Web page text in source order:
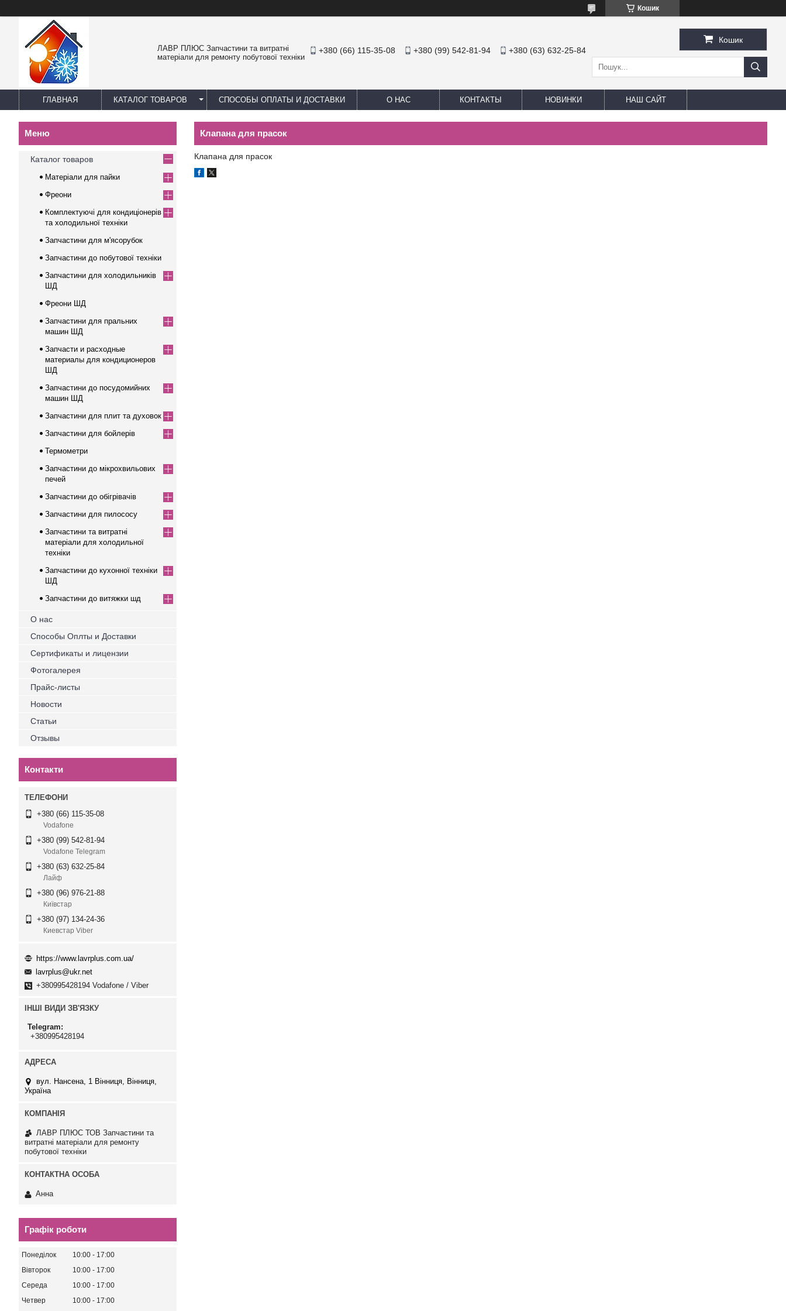
Кошик
ЛАВР ПЛЮС Запчастини та витратні
матеріали для ремонту побутової техніки
+380 (66) 115-35-08 +380 (99) 542-81-94 +380 (63) 632-25-84
Кошик
ГЛАВНАЯ КАТАЛОГ ТОВАРОВ СПОСОБЫ ОПЛАТЫ И ДОСТАВКИ О НАС КОНТАКТЫ НОВИНКИ НАШ САЙТ
Клапана для прасок
Клапана для прасок
Каталог товаров
Матеріали для пайки
Фреони
Комплектуючі для кондиціонерів
та холодильної техніки
Запчастини для м'ясорубок
Запчастини до побутової техніки
Запчастини для холодильників
ШД
Фреони ШД
Запчастини для пральних
машин ШД
Запчасти и расходные
материалы для кондиционеров
ШД
Запчастини до посудомийних
машин ШД
Запчастини для плит та духовок
Запчастини для бойлерів
Термометри
Запчастини до мікрохвильових
печей
Запчастини до обігрівачів
Запчастини для пилососу
Запчастини та витратні
матеріали для холодильної
техніки
Запчастини до кухонної техніки
ШД
Запчастини до витяжки шд
О нас
Способы Оплты и Доставки
Сертификаты и лицензии
Фотогалерея
Прайс-листы
Новости
Статьи
Отзывы
Контакти
+380 (66) 115-35-08
Vodafone
+380 (99) 542-81-94
Vodafone Telegram
+380 (63) 632-25-84
Лайф
+380 (96) 976-21-88
Київстар
+380 (97) 134-24-36
Киевстар Viber
https://www.lavrplus.com.ua/
lavrplus@ukr.net
+380995428194 Vodafone / Viber
ІНШІ ВИДИ ЗВ'ЯЗКУ
Telegram
+380995428194
вул. Нансена, 1 Вінниця, Вінниця,
Україна
ЛАВР ПЛЮС ТОВ Запчастини та
витратні матеріали для ремонту
побутової техніки
Анна
Графік роботи
Понеділок 10:00
17:00
Вівторок
10:00
17:00
Середа
10:00
17:00
Четвер
10:00 17:00